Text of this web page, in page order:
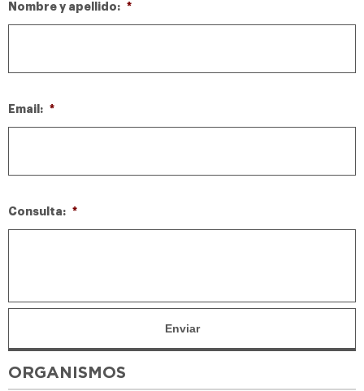
Nombre y apellido: *
Email: *
Consulta: *
ORGANISMOS